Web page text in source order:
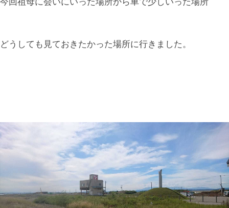
どうしても見ておきたかった場所に行きました。